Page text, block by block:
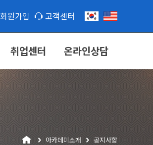
회원가입 고객센터
취업센터 온라인상담
아카데미소개 공지사항